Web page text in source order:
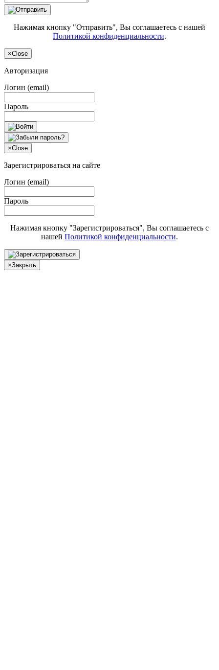
Нажимая кнопку "Отправить", Вы соглашаетесь с нашей
Политикой конфиденциальности.
×Close
Авторизация
Логин (email)
Пароль
×Close
Зарегистрироваться на сайте
Логин (email)
Пароль
Нажимая кнопку "Зарегистрироваться", Вы соглашаетесь с
нашей Политикой конфиденциальности.
×Закрыть